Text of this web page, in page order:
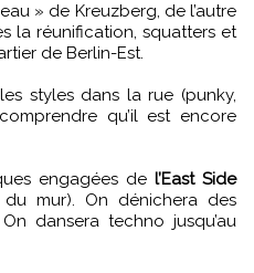
» de Kreuzberg, de l’autre
la réunification, squatters et
de Berlin-Est.
styles dans la rue (punky,
qu’il est encore
engagées de l’East Side
mur). On dénichera des
dansera techno jusqu’au